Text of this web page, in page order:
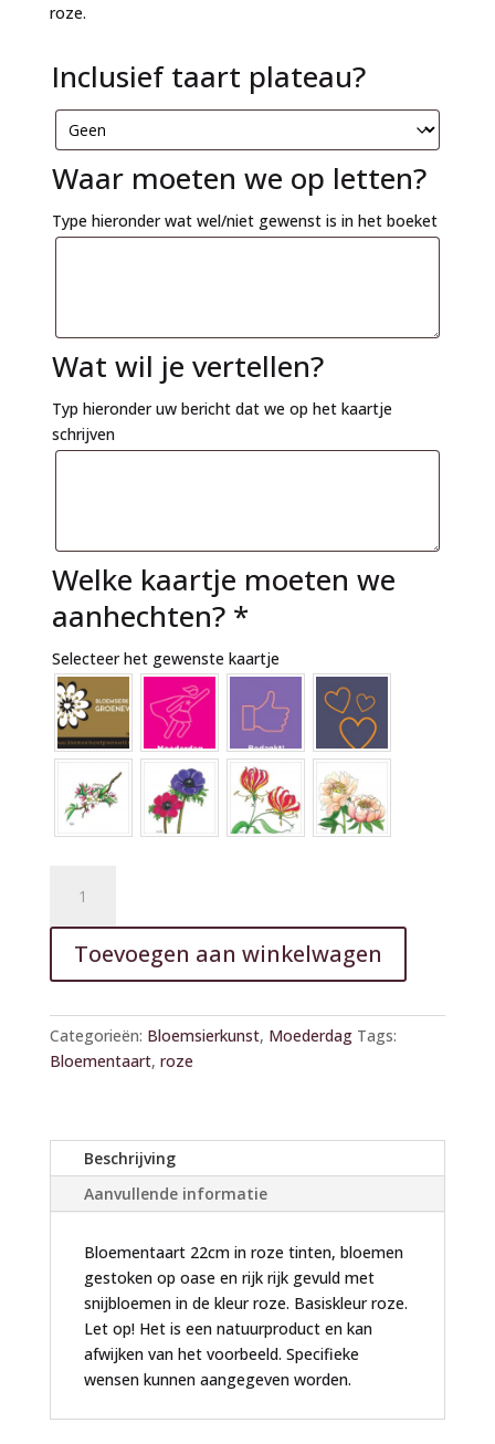
roze.
Inclusief taart plateau?
Waar moeten we op letten?
Type hieronder wat wel/niet gewenst is in het boeket
Wat wil je vertellen?
Typ hieronder uw bericht dat we op het kaartje
schrijven
Welke kaartje moeten we
aanhechten? *
Selecteer het gewenste kaartje
22cm
aantalToevoegen aan winkelwagen
e
i
Categorieën: Bloemsierkunst, Moederdag Tags:
Bloementaart, roze
Beschrijving
Aanvullende informatie
Bloementaart 22cm in roze tinten, bloemen
gestoken op oase en rijk rijk gevuld met
snijbloemen in de kleur roze. Basiskleur roze.
Let op! Het is een natuurproduct en kan
afwijken van het voorbeeld. Specifieke
wensen kunnen aangegeven worden.